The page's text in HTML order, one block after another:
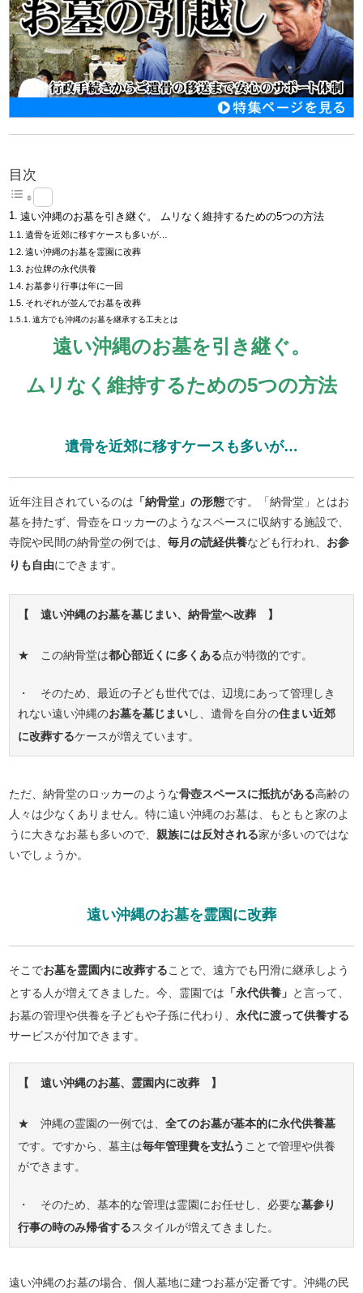
目次
遠い沖縄のお墓を引き継ぐ。 ムリなく維持するための5つの方法
遺骨を近郊に移すケースも多いが…
遠い沖縄のお墓を霊園に改葬
お位牌の永代供養
お墓参り行事は年に一回
それぞれが並んでお墓を改葬
遠方でも沖縄のお墓を継承する工夫とは
遠い沖縄のお墓を引き継ぐ。
ムリなく維持するための5つの方法
遺骨を近郊に移すケースも多いが…
近年注目されているのは 「納骨堂」の形態です。「納骨堂」とはお
墓を持たず、骨壺をロッカーのようなスペースに収納する施設で、
寺院や民間の納骨堂の例では、毎月の読経供養なども行われ、 お参
りも自由にできます。
【 遠い沖縄のお墓を墓じまい、納骨堂へ改葬 】
★ この納骨堂は都心部近くに多くある点が特徴的です。
・ そのため、最近の子ども世代では、辺境にあって管理しき
れない遠い沖縄のお墓を墓じまいし、遺骨を自分の住まい近郊
に改葬するケースが増えています。
ただ、納骨堂のロッカーのような骨壺スペースに抵抗がある高齢の
人々は少なくありません。特に遠い沖縄のお墓は、もともと家のよ
うに大きなお墓も多いので、親族には反対される家が多いのではな
いでしょうか。
遠い沖縄のお墓を霊園に改葬
そこでお墓を霊園内に改葬することで、遠方でも円滑に継承しよう
とする人が増えてきました。今、霊園では 「永代供養」 と言って、
お墓の管理や供養を子どもや子孫に代わり、永代に渡って供養する
サービスが付加できます。
【 遠い沖縄のお墓、霊園内に改葬 】
★ 沖縄の霊園の一例では、全てのお墓が基本的に永代供養墓
です。ですから、墓主は毎年管理費を支払う ことで管理や供養
ができます。
・ そのため、基本的な管理は霊園にお任せし、必要な墓参り
行事の時のみ帰省するスタイルが増えてきました。
遠い沖縄のお墓の場合、個人墓地に建つお墓が定番です。沖縄の民